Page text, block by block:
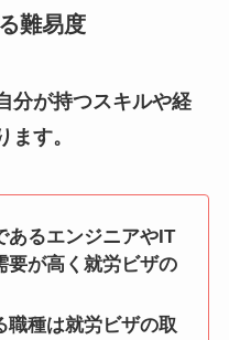
難易度
分が持つスキルや経
す。
あるエンジニアやIT
要が高く就労ビザの
職種は就労ビザの取